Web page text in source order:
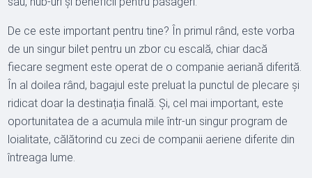
De ce este important pentru tine? În primul rând, este vorba
de un singur bilet pentru un zbor cu escală, chiar dacă
fiecare segment este operat de o companie aeriană diferită.
În al doilea rând, bagajul este preluat la punctul de plecare și
ridicat doar la destinația finală. Și, cel mai important, este
oportunitatea de a acumula mile într-un singur program de
loialitate, călătorind cu zeci de companii aeriene diferite din
întreaga lume.